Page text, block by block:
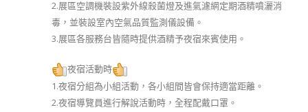
2.展區空調機裝設紫外線殺菌燈及進氣濾網定期酒精噴灑消
毒，並裝設室內空氣品質監測儀設備。
3.展區各服務台皆隨時提供酒精予夜宿來賓使用。
夜宿活動時
1.夜宿分組為小組活動，各小組間皆會保持適當距離。
2.夜宿導覽員進行解說活動時，全程配戴口罩。